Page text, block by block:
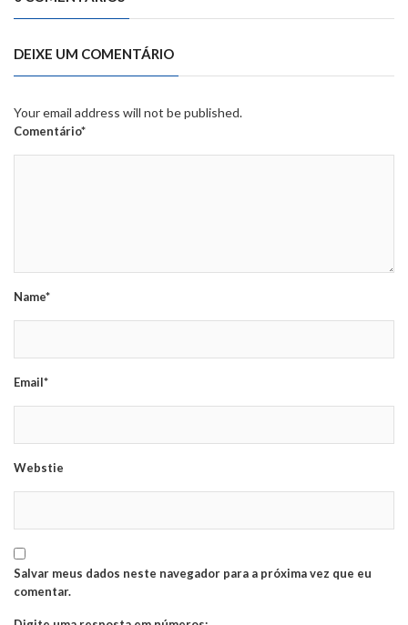
DEIXE UM COMENTÁRIO
Your email address will not be published.
Comentário*
Name*
Email*
Webstie
Salvar meus dados neste navegador para a próxima vez que eu
comentar.